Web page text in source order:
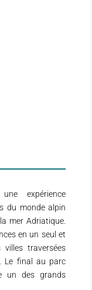
expérience
du monde alpin
mer Adriatique.
en un seul et
villes traversées
Le final au parc
un des grands